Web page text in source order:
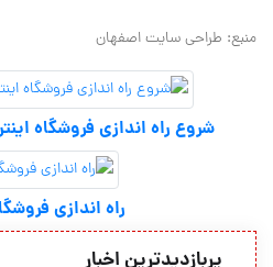
منبع: طراحی سایت اصفهان
شروع راه اندازی فروشگاه
راه اندازی
پربازدیدترین اخبار